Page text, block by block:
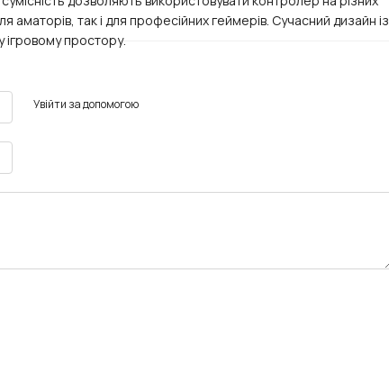
так і для професійних геймерів. Сучасний дизайн із
ігровому простору.
Увійти за допомогою